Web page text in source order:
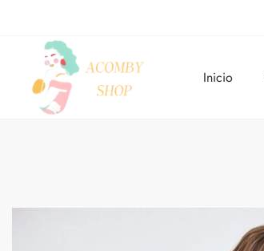
Inicio